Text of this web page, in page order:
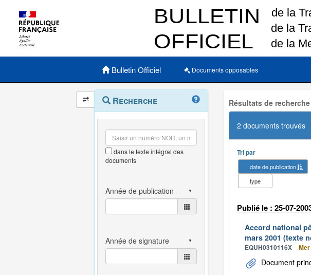
Menu principal
Bulletin Officiel Documents opposables
Navigation
et
outils
annexes
Menu
contextuel
Recherche
dans le texte intégral des
documents
Résultats de
2 documents trouvés
Tri par
date de publication
type
Publié le : 25-07-
Accord national
mars 2001 (texte
EQUH0310116X Mer
Document